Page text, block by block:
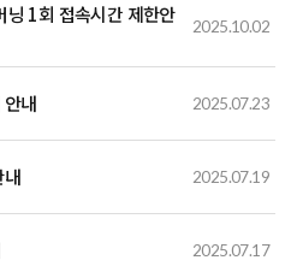
1회 접속시간 제한안
2025.10.02
내 2025.07.23
내 2025.07.19
2025.07.17